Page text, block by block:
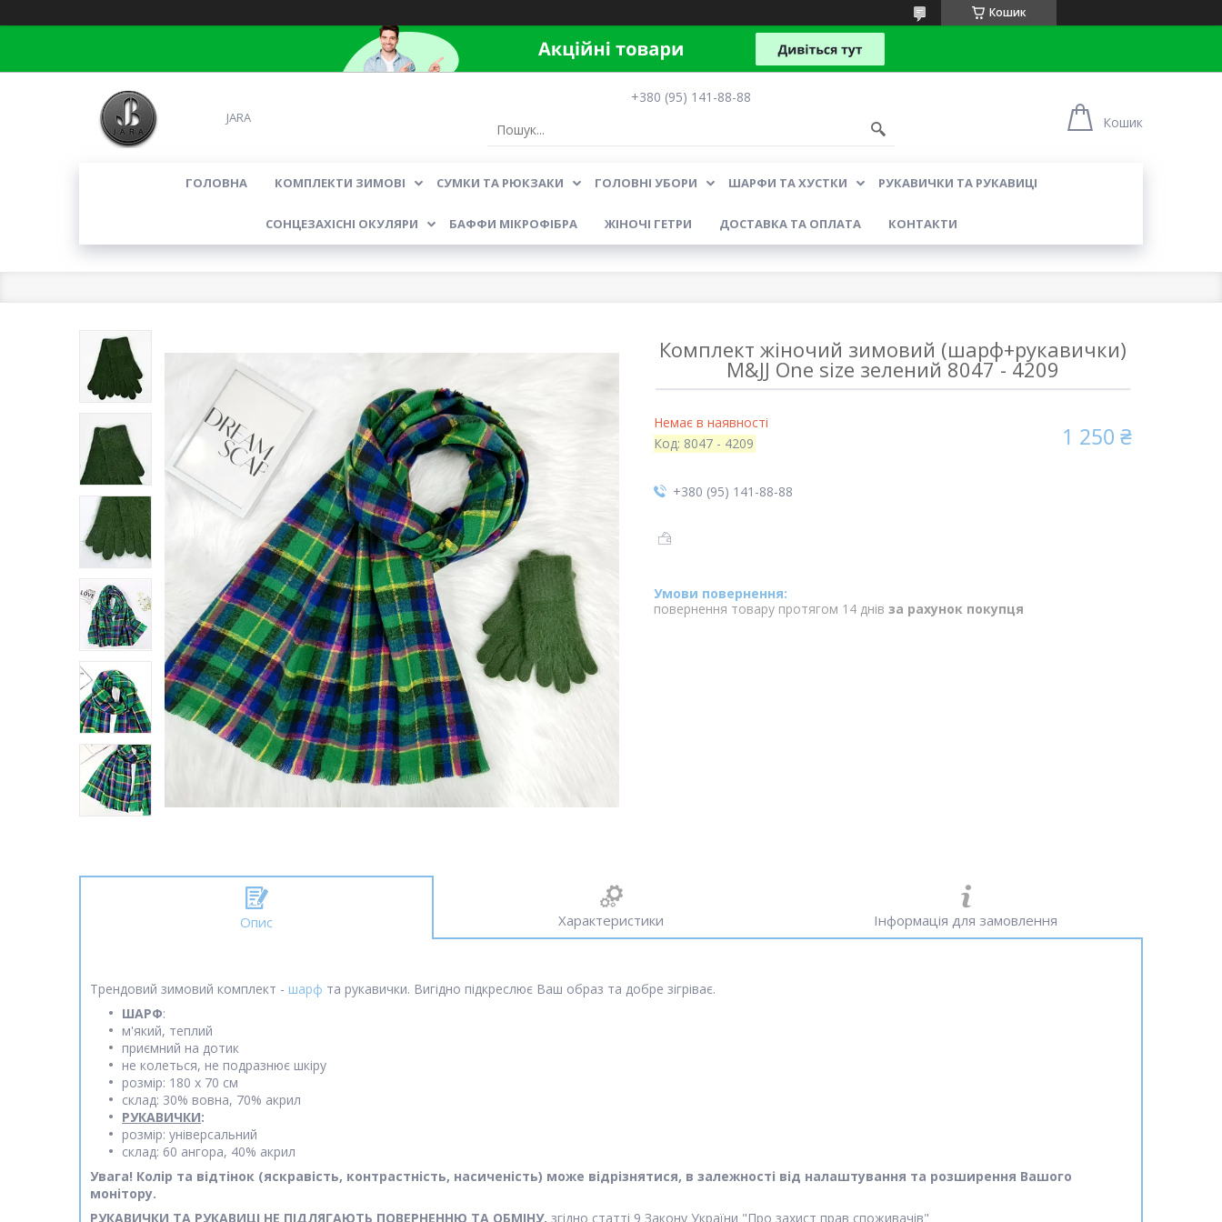
Кошик
JARA
+380 (95) 141-88-88
Кошик
ГОЛОВНА КОМПЛЕКТИ ЗИМОВІ СУМКИ ТА РЮКЗАКИ ГОЛОВНІ УБОРИ ШАРФИ ТА ХУСТКИ РУКАВИЧКИ ТА РУКАВИЦІ
СОНЦЕЗАХІСНІ ОКУЛЯРИ БАФФИ МІКРОФІБРА ЖІНОЧІ ГЕТРИ ДОСТАВКА ТА ОПЛАТА КОНТАКТИ
Комплект жіночий зимовий (шарф+рукавички)
M&JJ One size зелений 8047 - 4209
Немає в наявності
Код: 8047 - 4209 1 250 ₴
+380 (95) 141-88-88
повернення товару протягом 14 днів за рахунок покупця
Опис Характеристики Інформація для замовлення
Трендовий зимовий комплект - шарф та рукавички. Вигідно підкреслює Ваш образ та добре зігріває.
ШАРФ:
м'який, теплий
приємний на дотик
не колеться, не подразнює шкіру
розмір: 180 х 70 см
склад: 30% вовна, 70% акрил
РУКАВИЧКИ:
розмір: універсальний
склад: 60 ангора, 40% акрил
Увага! Колір та відтінок (яскравість, контрастність, насиченість) може відрізнятися, в залежності від налаштування та розширення Вашого
монітору.
РУКАВИЧКИ ТА РУКАВИЦІ НЕ ПІДЛЯГАЮТЬ ПОВЕРНЕННЮ ТА ОБМІНУ, згідно статті 9 Закону України "Про захист прав споживачів"